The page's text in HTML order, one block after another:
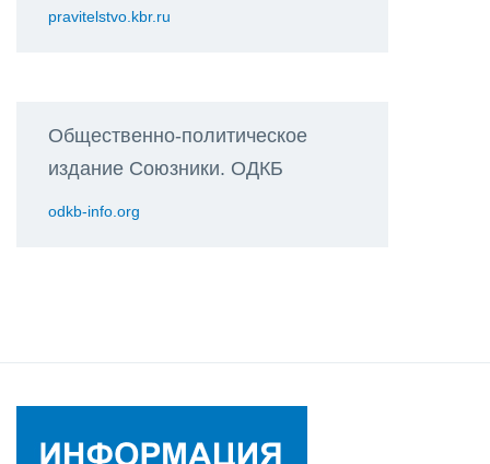
pravitelstvo.kbr.ru
Общественно-политическое
издание Союзники. ОДКБ
odkb-info.org